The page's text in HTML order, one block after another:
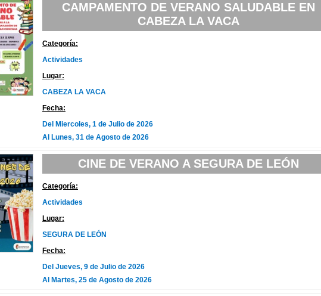
CAMPAMENTO DE VERANO SALUDABLE EN
CABEZA LA VACA
Categoría:
Actividades
Lugar:
CABEZA LA VACA
Fecha:
Del Miercoles, 1 de Julio de 2026
Al Lunes, 31 de Agosto de 2026
CINE DE VERANO A SEGURA DE LEÓN
Categoría:
Actividades
Lugar:
SEGURA DE LEÓN
Fecha:
Del Jueves, 9 de Julio de 2026
Al Martes, 25 de Agosto de 2026